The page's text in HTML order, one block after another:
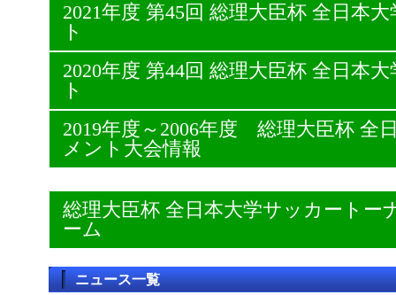
2021年度 第45回 総理大臣杯 全日本
ト
2020年度 第44回 総理大臣杯 全日本
ト
2019年度～2006年度 総理大臣杯 全
メント大会情報
総理大臣杯 全日本大学サッカート
ーム
ニュース一覧